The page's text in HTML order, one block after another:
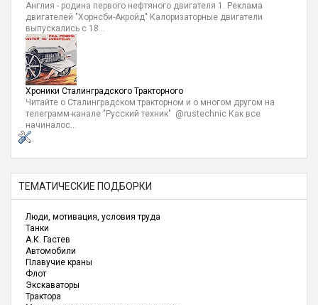
Англия - родина первого нефтяного двигателя 1. Реклама
двигателей "Хорнсби-Акройд" Калоризаторные двигатели
выпускались с 18...
Хроники Сталинградского Тракторного
Читайте о Сталинградском тракторном и о многом другом на
телеграмм-канале "Русский техник" @rustechnic Как все
начиналос...
ТЕМАТИЧЕСКИЕ ПОДБОРКИ
Люди, мотивация, условия труда
Танки
А.К. Гастев
Автомобили
Плавучие краны
Флот
Экскаваторы
Трактора